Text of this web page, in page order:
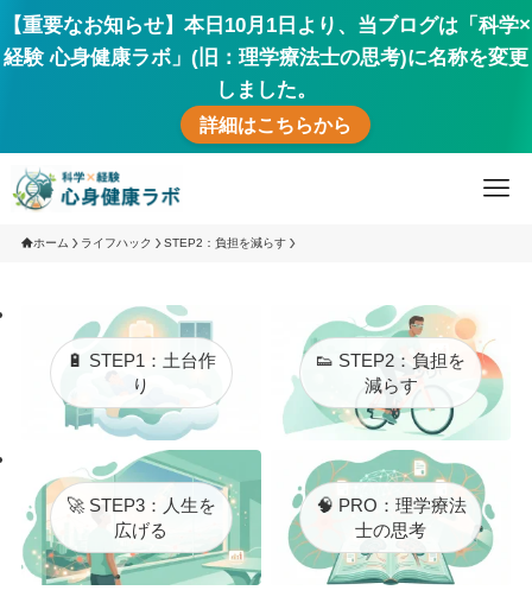
【重要なお知らせ】本日10月1日より、当ブログは「科学×
経験 心身健康ラボ」(旧：理学療法士の思考)に名称を変更
しました。
詳細はこちらから
ホーム ライフハック STEP2：負担を減らす
🔋 STEP1：土台作
り
👟 STEP2：負担を
減らす
🚀 STEP3：人生を
広げる
🧠 PRO：理学療法
士の思考